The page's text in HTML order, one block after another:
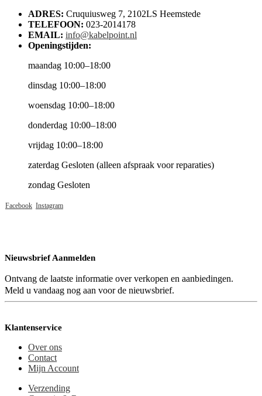
ADRES: Cruquiusweg 7, 2102LS Heemstede
TELEFOON: 023-2014178
EMAIL: info@kabelpoint.nl
Openingstijden:
maandag 10:00–18:00
dinsdag 10:00–18:00
woensdag 10:00–18:00
donderdag 10:00–18:00
vrijdag 10:00–18:00
zaterdag Gesloten (alleen afspraak voor reparaties)
zondag Gesloten
Facebook Instagram
Nieuwsbrief Aanmelden
Ontvang de laatste informatie over verkopen en aanbiedingen.
Meld u vandaag nog aan voor de nieuwsbrief.
Klantenservice
Over ons
Contact
Mijn Account
Verzending